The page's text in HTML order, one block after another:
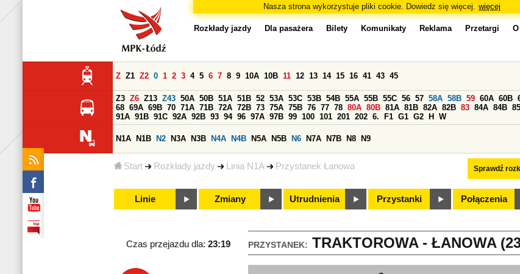
Nasza strona wykorzystuje pliki cookie. Dowiedz się więcej. więcej
Start Rozkłady jazdy Linia N1A Przystanek Łanowa
Rozkłady jazdy Dla pasażera Bilety Komunikaty Reklama Przetargi
Sprawdź
Z Z1 Z2 0 1 2 3 4 5 6 7 8 9 10A 10B 11 12 13 14 15 16 41 43 45
Z3 Z6 Z13 Z43 50A 50B 51A 51B 52 53A 53C 53B 54B 55A 55B 55C 56 57 58A 58B 59 60A 60B
68 69A 69B 70 71A 71B 72A 72B 73 75A 75B 76 77 78 80A 80B 81A 81B 82A 82B 83 84A 84B
91A 91B 91C 92A 92B 93 94 96 97A 97B 99 100 101 201 202 6. F1 G1 G2 H W
N1A N1B N2 N3A N3B N4A N4B N5A N5B N6 N7A N7B N8 N9
Linie Zmiany Utrudnienia Przystanki Połączenia
PRZYSTANEK: TRAKTOROWA - ŁANOWA
Czas przejazdu dla: 23:19